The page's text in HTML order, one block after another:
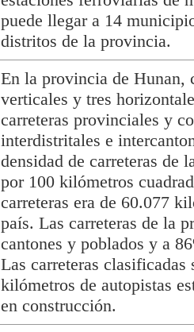
puede llegar a 14
distritos de la provincia.
En la provincia de Hunan,
verticales y tres
carreteras provinciales y
interdistritales e
densidad de carreteras de
por 100 kilómetros
carreteras era de 60.077
país. Las carreteras de la
cantones y poblados y a
Las carreteras
kilómetros de autopistas
en construcción.